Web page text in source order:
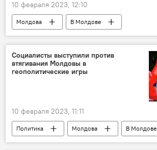
10 февраля 2023, 12:10
Молдова
В Молдове
Министерство обороны
Социалисты выступили против
втягивания Молдовы в
геополитические игры
10 февраля 2023, 11:11
Политика Молдова
В Молдове
Партия социалистов Республики Молдова